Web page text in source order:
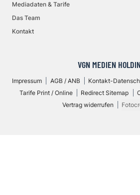
Mediadaten & Tarife
Das Team
Kontakt
VGN MEDIEN
Impressum AGB / ANB Kontakt-
Tarife Print / Online
Redirect Sitemap
Vertrag widerrufen